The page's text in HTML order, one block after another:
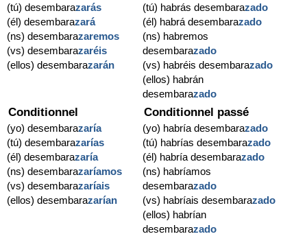
(tú) desembarazarás
(él) desembarazará
(ns) desembarazaremos
(vs) desembarazaréis
(ellos) desembarazarán
(tú) habrás desembarazado
(él) habrá desembarazado
(ns) habremos
desembarazado
(vs) habréis desembarazado
(ellos) habrán
desembarazado
Conditionnel
(yo) desembarazaría
(tú) desembarazarías
(él) desembarazaría
(ns) desembarazaríamos
(vs) desembarazaríais
(ellos) desembarazarían
Conditionnel passé
(yo) habría desembarazado
(tú) habrías desembarazado
(él) habría desembarazado
(ns) habríamos
desembarazado
(vs) habríais desembarazado
(ellos) habrían
desembarazado